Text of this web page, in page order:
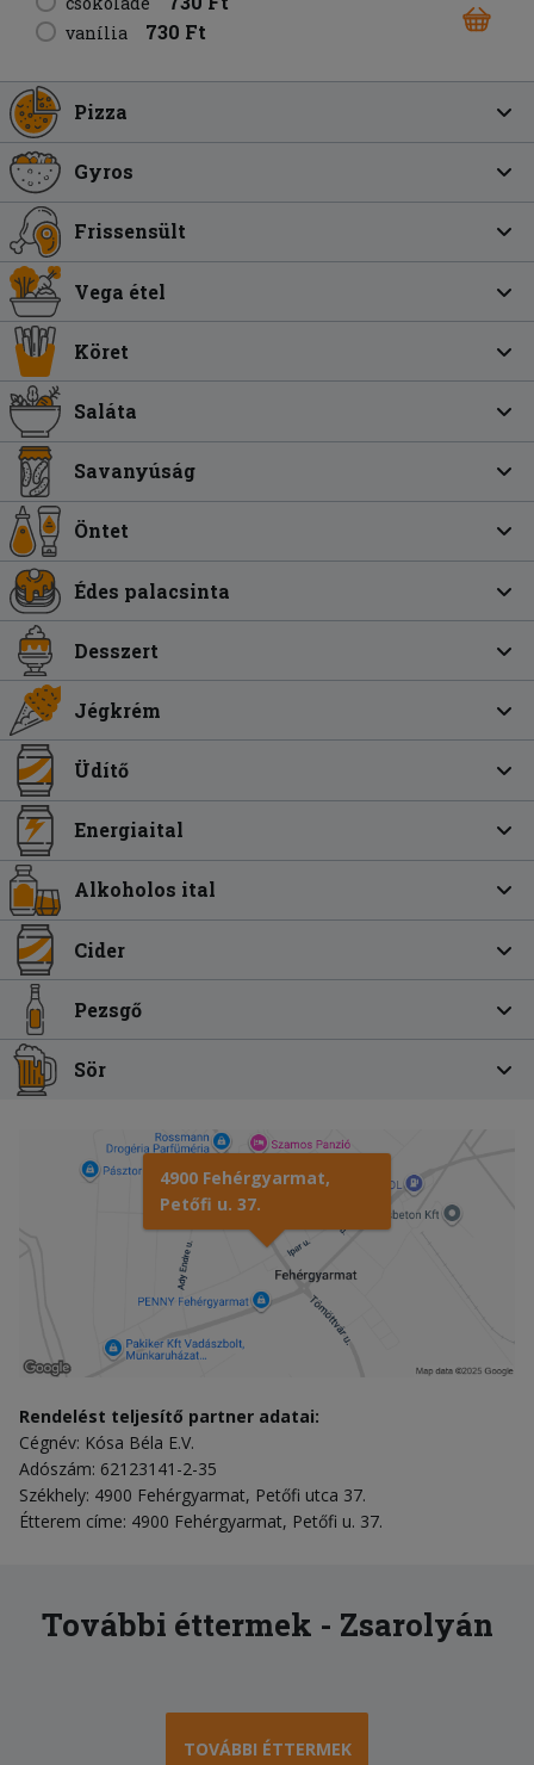
vanília 730 Ft
Pizza
Gyros
Frissensült
Vega étel
Köret
Saláta
Savanyúság
Öntet
Édes palacsinta
Desszert
Jégkrém
Üdítő
Energiaital
Alkoholos ital
Cider
Pezsgő
Sör
4900 Fehérgyarmat,
Petőfi u. 37.
Rendelést teljesítő partner adatai:
Cégnév: Kósa Béla E.V.
Adószám: 62123141-2-35
Székhely: 4900 Fehérgyarmat, Petőfi utca 37.
Étterem címe: 4900 Fehérgyarmat, Petőfi u. 37.
További éttermek - Zsarolyán
TOVÁBBI ÉTTERMEK